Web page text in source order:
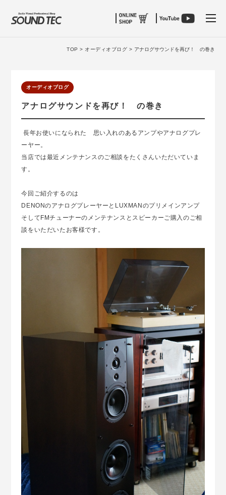
TOP > オーディオブログ > アナログサウンドを再び！ の巻き
オーディオブログ
アナログサウンドを再び！ の巻き
長年お使いになられた 思い入れのあるアンプやアナログプレ
ーヤー。
当店では最近メンテナンスのご相談をたくさんいただいていま
す。
今回ご紹介するのは
DENONのアナログプレーヤーとLUXMANのプリメインアンプ
そしてFMチューナーのメンテナンスとスピーカーご購入のご相
談をいただいたお客様です。